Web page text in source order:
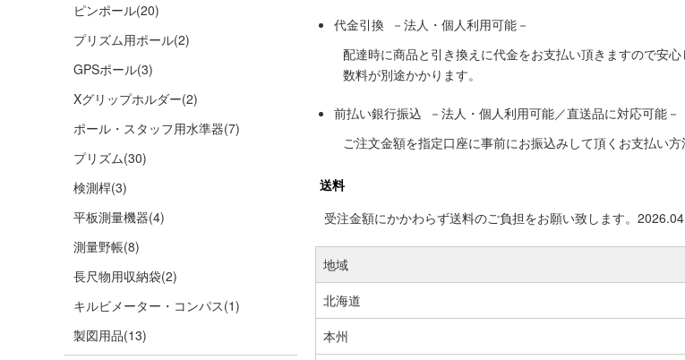
ピンポール(20)
プリズム用ポール(2)
GPSポール(3)
Xグリップホルダー(2)
ポール・スタッフ用水準器(7)
プリズム(30)
検測桿(3)
平板測量機器(4)
測量野帳(8)
長尺物用収納袋(2)
キルビメーター・コンパス(1)
製図用品(13)
代金引換 －法人・個人利用可能－
配達時に商品と引き換えに代金をお支払い頂きますので安
数料が別途かかります。
前払い銀行振込 －法人・個人利用可能／直送品に対応可能－
ご注文金額を指定口座に事前にお振込みして頂くお支払い方
送料
受注金額にかかわらず送料のご負担をお願い致します。
地域
北海道
本州